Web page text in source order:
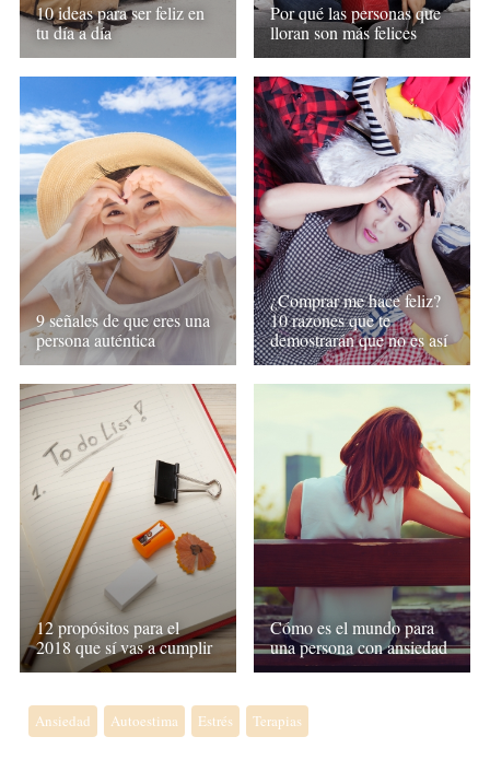
10 ideas para ser feliz en
tu día a día
Por qué las personas que
lloran son más felices
9 señales de que eres una
persona auténtica
¿Comprar me hace feliz?
10 razones que te
demostrarán que no es así
12 propósitos para el
2018 que sí vas a cumplir
Cómo es el mundo para
una persona con ansiedad
Ansiedad Autoestima Estrés Terapias